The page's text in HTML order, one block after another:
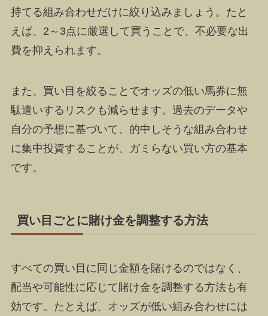
持てる組み合わせだけに絞り込みましょう。たと
えば、2～3点に厳選して買うことで、不必要な出
費を抑えられます。
また、買い目を絞ることでオッズの低い馬券に無
駄遣いするリスクも減らせます。過去のデータや
自分の予想に基づいて、的中しそうな組み合わせ
に集中投資することが、ガミらない買い方の基本
です。
買い目ごとに賭け金を調整する方法
すべての買い目に同じ金額を賭けるのではなく、
配当や可能性に応じて賭け金を調整する方法も有
効です。たとえば、オッズが低い組み合わせには